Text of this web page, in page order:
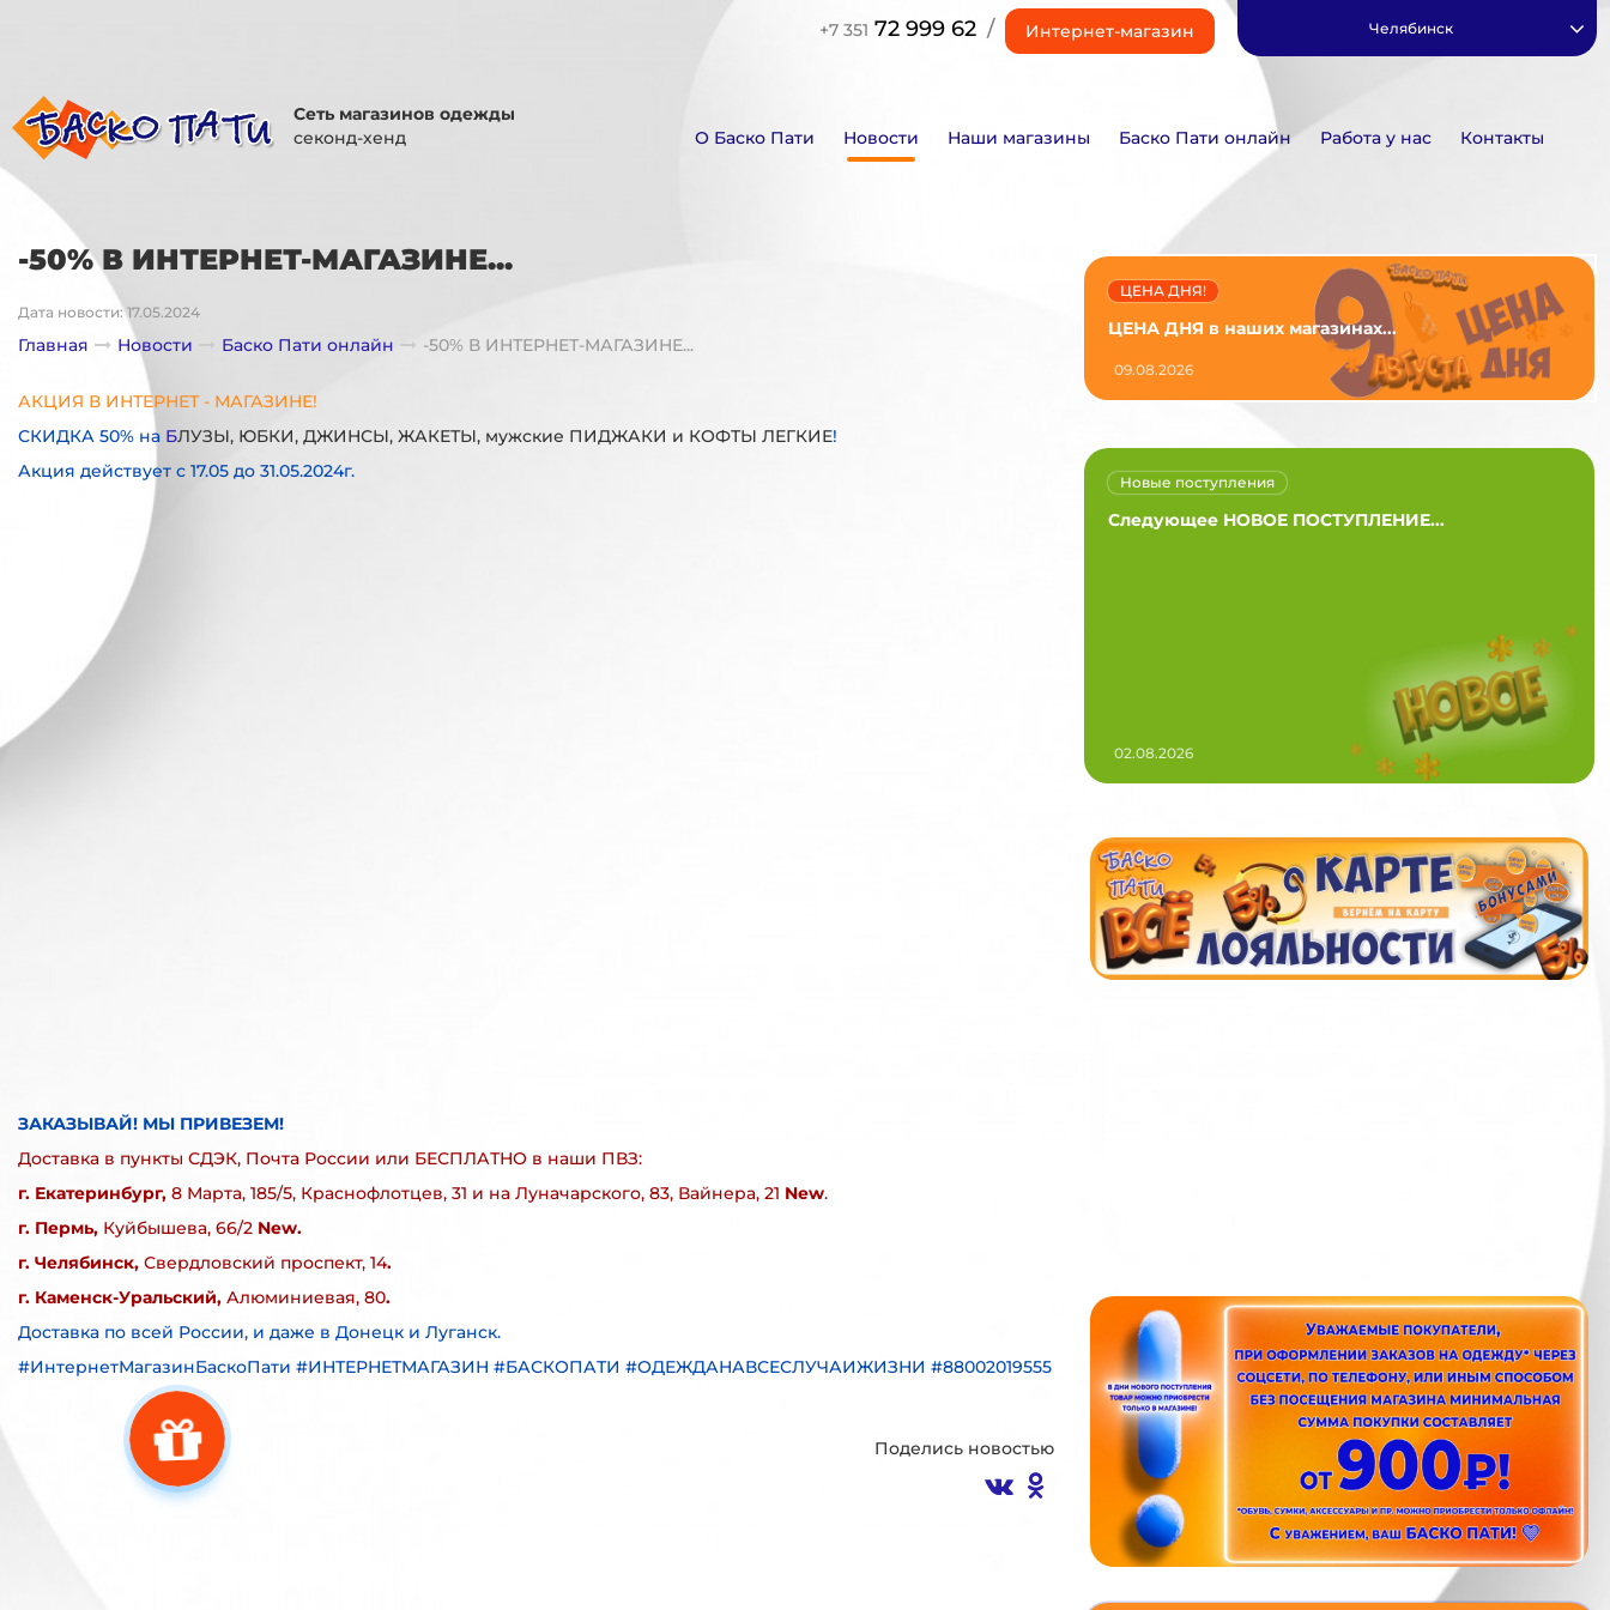
+7 351 72 999 62 / Интернет-магазин Челябинск
Сеть магазинов одежды
секонд-хенд
О Баско Пати Новости Наши магазины Баско Пати онлайн Работа у нас Контакты
-50% В ИНТЕРНЕТ-МАГАЗИНЕ...
Дата новости: 17.05.2024
Главная Новости Баско Пати онлайн -50% В ИНТЕРНЕТ-МАГАЗИНЕ...
АКЦИЯ В ИНТЕРНЕТ - МАГАЗИНЕ!
СКИДКА 50% на БЛУЗЫ, ЮБКИ, ДЖИНСЫ, ЖАКЕТЫ, мужские ПИДЖАКИ и КОФТЫ ЛЕГКИЕ!
Акция действует с 17.05 до 31.05.2024г.
ЗАКАЗЫВАЙ! МЫ ПРИВЕЗЕМ!
Доставка в пункты СДЭК, Почта России или БЕСПЛАТНО в наши ПВЗ:
г. Екатеринбург, 8 Марта, 185/5, Краснофлотцев, 31 и на Луначарского, 83, Вайнера, 21 New.
г. Пермь, Куйбышева, 66/2 New.
г. Челябинск, Свердловский проспект, 14.
г. Каменск-Уральский, Алюминиевая, 80.
Доставка по всей России, и даже в Донецк и Луганск.
#ИнтернетМагазинБаскоПати #ИНТЕРНЕТМАГАЗИН #БАСКОПАТИ #ОДЕЖДАНАВСЕСЛУЧАИЖИЗНИ #88002019555
Поделись новостью
ЦЕНА ДНЯ в наших магазинах...
ЦЕНА ДНЯ!
09.08.2026
Следующее НОВОЕ ПОСТУПЛЕНИЕ...
Новые поступления
02.08.2026